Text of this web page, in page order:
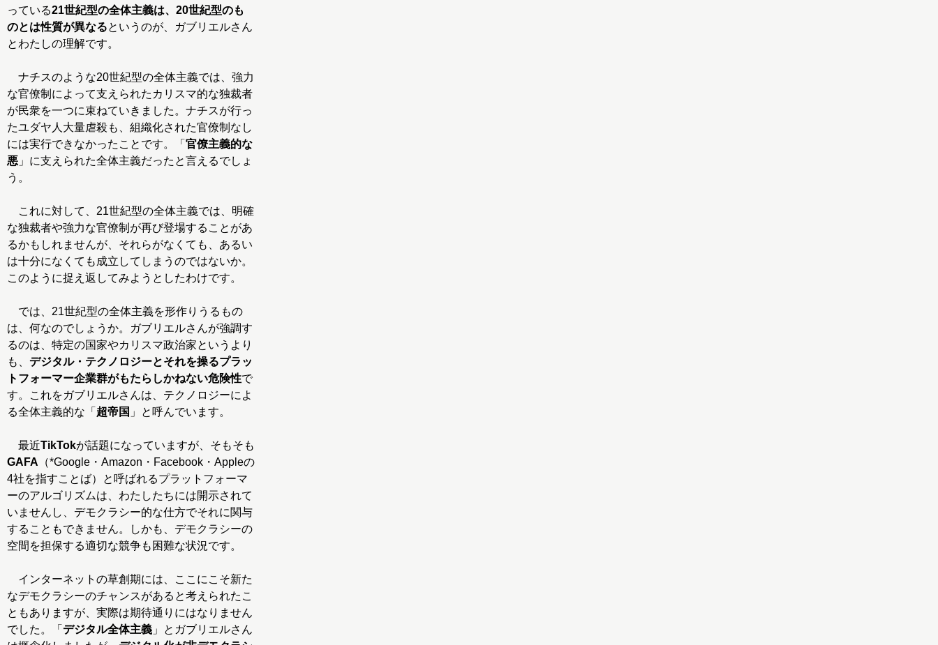
っている21世紀型の全体主義は、20世紀型のも
のとは性質が異なるというのが、ガブリエルさん
とわたしの理解です。
ナチスのような20世紀型の全体主義では、強力
な官僚制によって支えられたカリスマ的な独裁者
が民衆を一つに束ねていきました。ナチスが行っ
たユダヤ人大量虐殺も、組織化された官僚制なし
には実行できなかったことです。「 官僚主義的な
悪 」に支えられた全体主義だったと言えるでしょ
う。
これに対して、21世紀型の全体主義では、明確
な独裁者や強力な官僚制が再び登場することがあ
るかもしれませんが、それらがなくても、あるい
は十分になくても成立してしまうのではないか。
このように捉え返してみようとしたわけです。
では、21世紀型の全体主義を形作りうるもの
は、何なのでしょうか。ガブリエルさんが強調す
るのは、特定の国家やカリスマ政治家というより
も、 デジタル・テクノロジーとそれを操るプラッ
トフォーマー企業群がもたらしかねない危険性で
す。これをガブリエルさんは、テクノロジーによ
る全体主義的な「 超帝国 」と呼んでいます。
最近TikTokが話題になっていますが、そもそも
GAFA （*Google・Amazon・Facebook・Appleの
4社を指すことば）と呼ばれるプラットフォーマ
ーのアルゴリズムは、わたしたちには開示されて
いませんし、デモクラシー的な仕方でそれに関与
することもできません。しかも、デモクラシーの
空間を担保する適切な競争も困難な状況です。
インターネットの草創期には、ここにこそ新た
なデモクラシーのチャンスがあると考えられたこ
ともありますが、実際は期待通りにはなりません
でした。「 デジタル全体主義 」とガブリエルさん